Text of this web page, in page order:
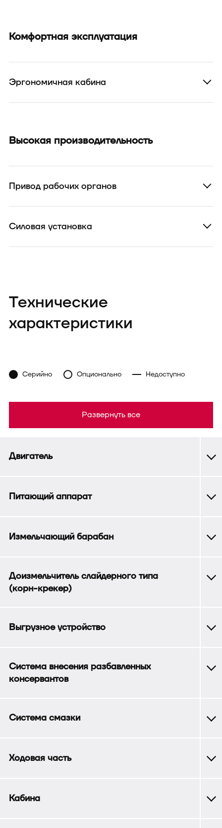
Комфортная эксплуатация
Эргономичная кабина
Высокая производительность
Привод рабочих органов
Силовая установка
Технические
характеристики
Двигатель
Питающий аппарат
Измельчающий барабан
Доизмельчитель слайдерного типа
(корн-крекер)
Выгрузное устройство
Система внесения разбавленных
консервантов
Система смазки
Ходовая часть
Кабина
Серийно Опционально Недоступно
Развернуть все